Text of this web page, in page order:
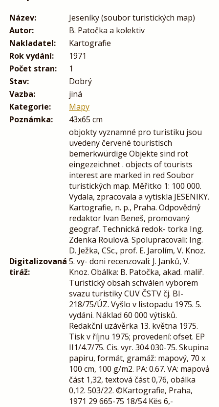
Název:
Jeseníky (soubor turistických map)
Autor:
B. Patočka a kolektiv
Nakladatel:
Kartografie
Rok vydání:
1971
Počet stran:
1
Stav:
Dobrý
Vazba:
jiná
Kategorie:
Mapy
Poznámka:
43x65 cm
Digitalizovaná
tiráž:
objokty vyznamné pro turistiku jsou
uvedeny červené touristisch
bemerkwürdige Objekte sind rot
eingezeichnet . objects of tourists
interest are marked in red Soubor
turistických map. Měřitko 1: 100 000.
Vydala, zpracovala a vytiskla JESENIKY.
Kartografie, n. p., Praha. Odpovědnỷ
redaktor Ivan Beneš, promovaný
geograf. Technická redok- torka Ing.
Zdenka Roulová. Spolupracovali: Ing.
D. Ježka, CSc., prof. E. Jarolím, V. Knoz.
5. vy- doni recenzovali: J. Janků, V.
Knoz. Obálka: B. Patočka, akad. maliř.
Turistický obsah schválen vyborem
svazu turistiky CUV ČSTV čj. BI-
218/75/ÚZ. Vyšlo v listopadu 1975. 5.
vydáni. Náklad 60 000 výtisků.
Redakční uzávěrka 13. května 1975.
Tisk v říjnu 1975; provedení: ofset. EP
II1/4.7/75. Cis. vyr. 304 030-75. Skupina
papiru, formát, gramáž: mapový, 70 x
100 cm, 100 g/m2. PA: 0.67. VA: mapovả
část 1,32, textová část 0,76, obálka
0,12. 503/22. ©Kartografie, Praha,
1971 29 665-75 18/54 Kës 6,-